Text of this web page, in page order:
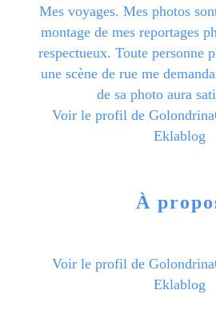
Mes voyages. Mes photos
montage de mes reportages
respectueux. Toute personne
une scène de rue me
de sa photo aura
Voir le profil de
Eklablog
À
Voir le profil de
Eklablog